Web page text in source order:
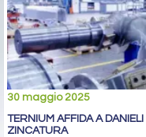
30 maggio 2025
TERNIUM AFFIDA A
ZINCATURA